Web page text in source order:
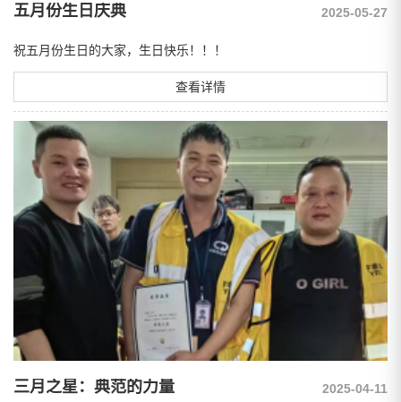
五月份生日庆典 2025-05-27
祝五月份生日的大家，生日快乐！！！
查看详情
三月之星：典范的力量 2025-04-11